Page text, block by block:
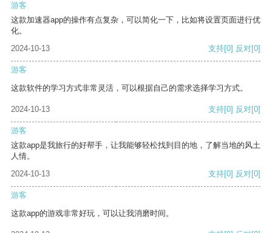
游客
这款加速器app的操作有点复杂，可以简化一下，比如将设置页面进行优
化。
2024-10-13
支持[0] 反对[0]
游客
这款软件的学习方式非常灵活，可以根据自己的需求选择学习方式。
2024-10-13 支持[0] 反对[0]
游客
这款app是我旅行的好帮手，让我能够轻松找到目的地，了解当地的风土
人情。
2024-10-13
支持[0] 反对[0]
游客
这款app的游戏非常好玩，可以让我消磨时间。